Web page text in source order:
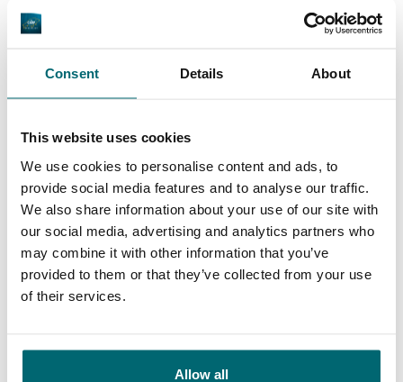
Consent Details About
This website uses cookies
We use cookies to personalise content and ads, to
provide social media features and to analyse our traffic.
We also share information about your use of our site with
our social media, advertising and analytics partners who
may combine it with other information that you’ve
provided to them or that they’ve collected from your use
of their services.
Allow all
Al 152.874 tevreden
community
Deze karpermerken gingen u al
voor!